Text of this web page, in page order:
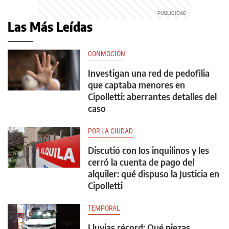
Las Más Leídas
CONMOCIÓN
Investigan una red de pedofilia
que captaba menores en
Cipolletti: aberrantes detalles del
caso
POR LA CIUDAD
Discutió con los inquilinos y les
cerró la cuenta de pago del
alquiler: qué dispuso la Justicia en
Cipolletti
TEMPORAL